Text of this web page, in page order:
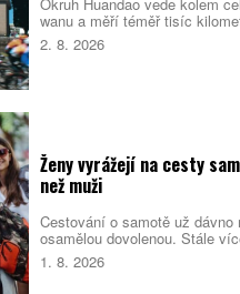
wanu a měří téměř tisíc
místní představuje oblíbený
rituál, turistům zase ukazuje
2. 8. 2026
Ženy vyrážejí na cesty
než muži
Cestování o samotě už dávno
osamělou dovolenou. Stále
do světa bez partnera či
vyhledává malé skupiny stejně
1. 8. 2026